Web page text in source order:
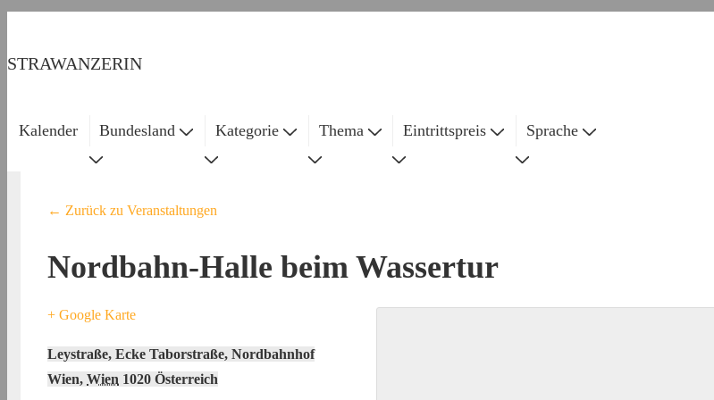
Inhalt
STRAWANZERIN
Kalender Bundesland Kategorie Thema Eintrittspreis Sprache
← Zurück zu Veranstaltungen
Nordbahn-Halle beim Wassertur
+ Google Karte
Leystraße, Ecke Taborstraße, Nordbahnhof
Wien, Wien 1020 Österreich